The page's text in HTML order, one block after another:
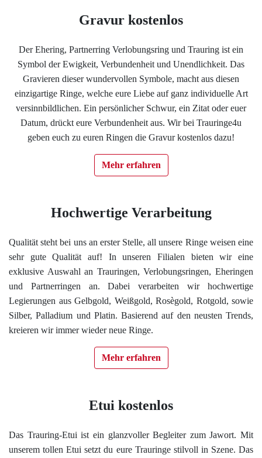
Gravur kostenlos
Der Ehering, Partnerring Verlobungsring und Trauring ist ein
Symbol der Ewigkeit, Verbundenheit und Unendlichkeit. Das
Gravieren dieser wundervollen Symbole, macht aus diesen
einzigartige Ringe, welche eure Liebe auf ganz individuelle Art
versinnbildlichen. Ein persönlicher Schwur, ein Zitat oder euer
Datum, drückt eure Verbundenheit aus. Wir bei Trauringe4u
geben euch zu euren Ringen die Gravur kostenlos dazu!
Mehr erfahren
Hochwertige Verarbeitung
Qualität steht bei uns an erster Stelle, all unsere Ringe weisen eine
sehr gute Qualität auf! In unseren Filialen bieten wir eine
exklusive Auswahl an Trauringen, Verlobungsringen, Eheringen
und Partnerringen an. Dabei verarbeiten wir hochwertige
Legierungen aus Gelbgold, Weißgold, Rosègold, Rotgold, sowie
Silber, Palladium und Platin. Basierend auf den neusten Trends,
kreieren wir immer wieder neue Ringe.
Mehr erfahren
Etui kostenlos
Das Trauring-Etui ist ein glanzvoller Begleiter zum Jawort. Mit
unserem tollen Etui setzt du eure Trauringe stilvoll in Szene. Das
Datenschutzerklärung
Impressum
Individuelle Trauringe
Ratgeber
Uhren Schmuck Reparatur Service